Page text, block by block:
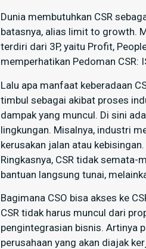
Dunia membutuhkan CSR
batasnya, alias limit to growth.
terdiri dari 3P, yaitu Profit,
memperhatikan Pedoman CSR:
Lalu apa manfaat keberadaan
timbul sebagai akibat proses
dampak yang muncul. Di sini
lingkungan. Misalnya, industri
kerusakan jalan atau
Ringkasnya, CSR tidak
bantuan langsung tunai,
Bagimana CSO bisa akses ke
CSR tidak harus muncul dari
pengintegrasian bisnis. Artinya
perusahaan yang akan diajak